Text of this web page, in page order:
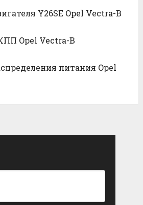
Y26SE Opel Vectra-B
Opel Vectra-B
питания Opel